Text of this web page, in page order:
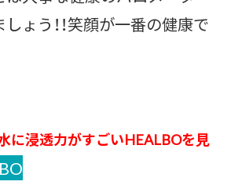
ょう！！笑顔が一番の健康で
に浸透力がすごいHEALBOを見